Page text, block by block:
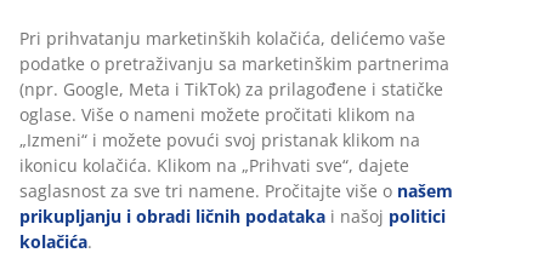
Pri prihvatanju marketinških kolačića, delićemo vaše
podatke o pretraživanju sa marketinškim partnerima
(npr. Google, Meta i TikTok) za prilagođene i statičke
oglase. Više o nameni možete pročitati klikom na
„Izmeni“ i možete povući svoj pristanak klikom na
ikonicu kolačića. Klikom na „Prihvati sve“, dajete
saglasnost za sve tri namene. Pročitajte više o našem
prikupljanju i obradi ličnih podataka i našoj politici
kolačića.